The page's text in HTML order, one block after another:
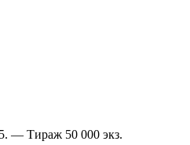
— Тираж 50 000 экз.